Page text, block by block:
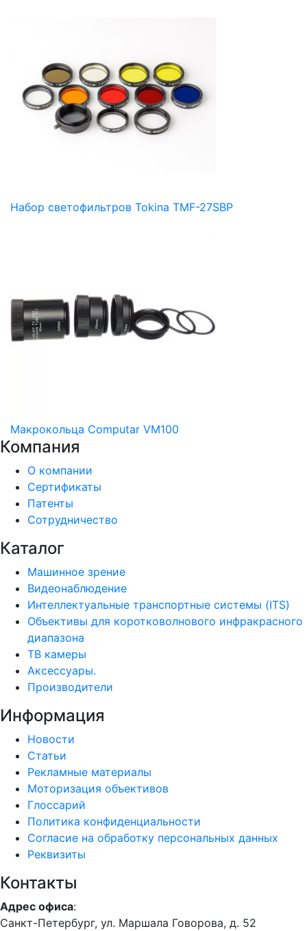
Набор светофильтров Tokina TMF-27SBP
Макрокольца Computar VM100
Компания
О компании
Сертификаты
Патенты
Сотрудничество
Каталог
Машинное зрение
Видеонаблюдение
Интеллектуальные транспортные системы (ITS)
Объективы для коротковолнового инфракрасного
диапазона
ТВ камеры
Аксессуары.
Производители
Информация
Новости
Статьи
Рекламные материалы
Моторизация объективов
Глоссарий
Политика конфиденциальности
Согласие на обработку персональных данных
Реквизиты
Контакты
Адрес офиса:
Санкт-Петербург, ул. Маршала Говорова, д. 52